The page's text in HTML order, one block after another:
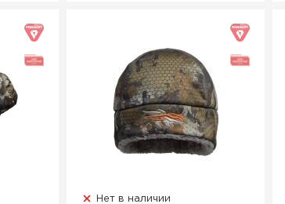
Нет в наличии